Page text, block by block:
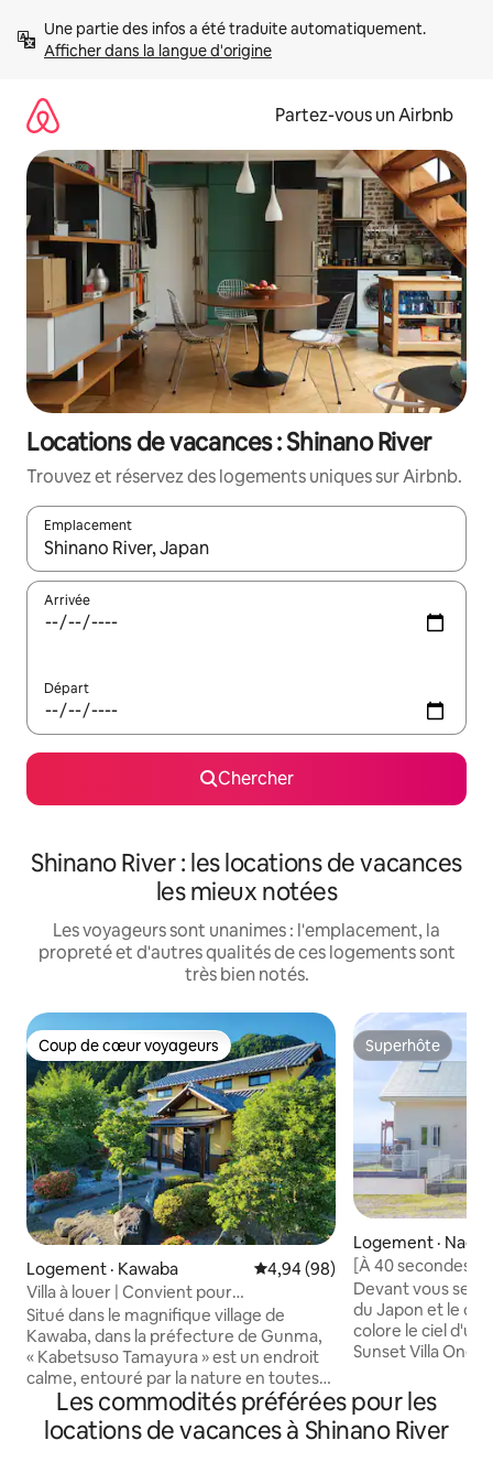
directement
Afficher dans la langue d'origine
Partez-vous un Airbnb
Locations de vacances : Shinano River
Trouvez et réservez des logements uniques sur Airbnb.
Emplacement
Quand les résultats sont affichés, parcourez-les en utilisant
Arrivée
Départ
Chercher
Shinano River : les locations de vacances
les mieux notées
Les voyageurs sont unanimes : l'emplacement, la
propreté et d'autres qualités de ces logements sont
très bien notés.
Coup de cœur voyageurs
Coup de cœur voyageurs
Logement · Kawaba Note moyenne de 4,94 sur 5,
4,94 (98)
Villa à louer | Convient pour
6 personnes | Ciel
étoilé | BBQ | Tranquillité en montagne
Situé dans le magnifique village de
Kawaba, dans la préfecture de Gunma,
« Kabetsuso Tamayura » est un endroit
calme, entouré par la nature en toutes
saisons.Situé au pied de la station de ski,
il peut accueillir jusqu'à 6 personnes
lorsque l'ensemble du bâtiment est
Superhôte
Superhôte
Logement ·
[À 40 secondes
logement entier]
profiter du
spectaculaire sur
d'un barbecue |
Devant vous se
du Japon et le
colore le ciel d'un rouge
Sunset Villa One
être louée en
de 8 personnes,
jour. [Le charme et les caractéristiques
Les commodités préférées pour les
locations de vacances à Shinano River